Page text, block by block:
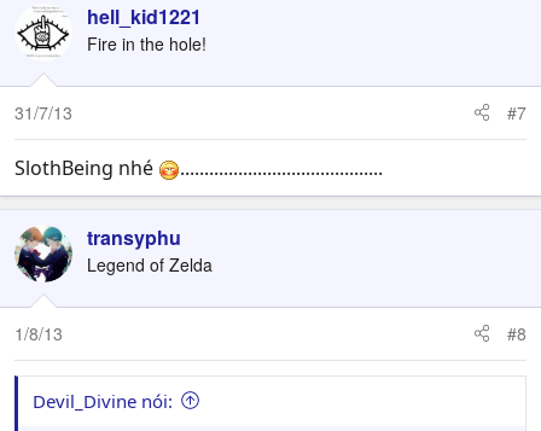
hell_kid1221
Fire in the hole!
31/7/13 #7
SlothBeing nhé ..........................................
transyphu
Legend of Zelda
1/8/13 #8
Devil_Divine nói: